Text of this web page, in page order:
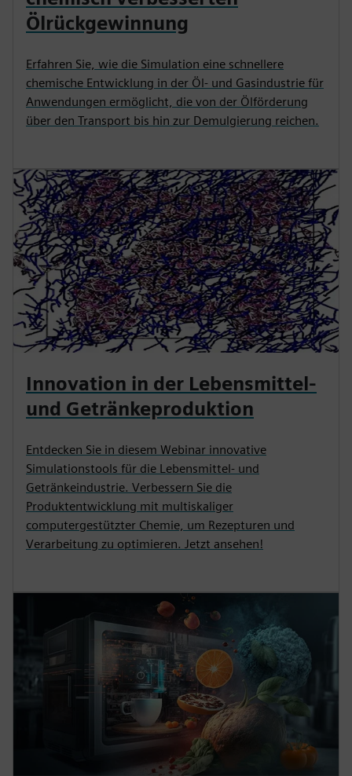
Ölrückgewinnung
Erfahren Sie, wie die Simulation eine schnellere
chemische Entwicklung in der Öl- und Gasindustrie für
Anwendungen ermöglicht, die von der Ölförderung
über den Transport bis hin zur Demulgierung reichen.
Innovation in der Lebensmittel-
und Getränkeproduktion
Entdecken Sie in diesem Webinar innovative
Simulationstools für die Lebensmittel- und
Getränkeindustrie. Verbessern Sie die
Produktentwicklung mit multiskaliger
computergestützter Chemie, um Rezepturen und
Verarbeitung zu optimieren. Jetzt ansehen!